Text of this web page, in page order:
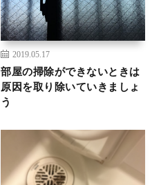
2019.05.17
部屋の掃除ができないときは
原因を取り除いていきましょ
う